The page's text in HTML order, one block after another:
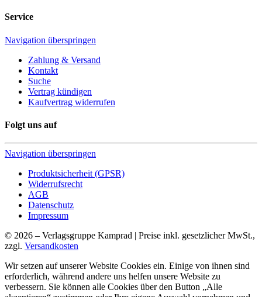
Service
Navigation überspringen
Zahlung & Versand
Kontakt
Suche
Vertrag kündigen
Kaufvertrag widerrufen
Folgt uns auf
Navigation überspringen
Produktsicherheit (GPSR)
Widerrufsrecht
AGB
Datenschutz
Impressum
© 2026 – Verlagsgruppe Kamprad | Preise inkl. gesetzlicher MwSt.,
zzgl. Versandkosten
Wir setzen auf unserer Website Cookies ein. Einige von ihnen sind
erforderlich, während andere uns helfen unsere Website zu
verbessern. Sie können alle Cookies über den Button „Alle